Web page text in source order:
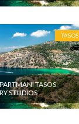
TASOS
TASOS,
STUDIOS